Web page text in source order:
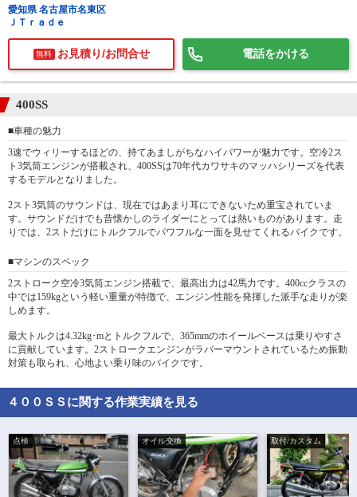
愛知県 名古屋市名東区
ＪＴｒａｄｅ
無料 お見積り/お問合せ 電話をかける
400SS
■車種の魅力
3速でウィリーするほどの、持てあましがちなハイパワーが魅力です。空冷2ス
ト3気筒エンジンが搭載され、400SSは70年代カワサキのマッハシリーズを代表
するモデルとなりました。
2スト3気筒のサウンドは、現在ではあまり耳にできないため重宝されていま
す。サウンドだけでも昔懐かしのライダーにとっては熱いものがあります。走
りでは、2ストだけにトルクフルでパワフルな一面を見せてくれるバイクです。
■マシンのスペック
2ストローク空冷3気筒エンジン搭載で、最高出力は42馬力です。400ccクラスの
中では159kgという軽い重量が特徴で、エンジン性能を発揮した派手な走りが楽
しめます。
最大トルクは4.32kg･mとトルクフルで、365mmのホイールベースは乗りやすさ
に貢献しています。2ストロークエンジンがラバーマウントされているため振動
対策も取られ、心地よい乗り味のバイクです。
４００ＳＳに関する作業実績を見る
点検 オイル交換 取付/カスタム